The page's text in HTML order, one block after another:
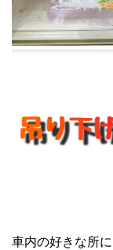
車内の好きな所に